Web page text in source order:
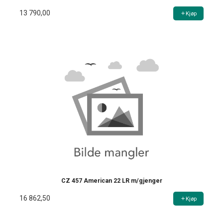
13 790,00 Kjøp
CZ 457 American 22 LR m/gjenger
16 862,50 Kjøp